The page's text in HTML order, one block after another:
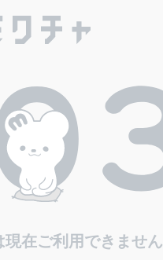
現在ご利用できません